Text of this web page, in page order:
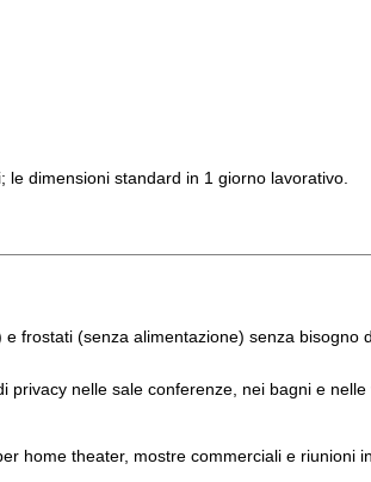
dimensioni standard in 1 giorno lavorativo.
frostati (senza alimentazione) senza
nelle sale conferenze, nei bagni e nelle
home theater, mostre commerciali e riunioni